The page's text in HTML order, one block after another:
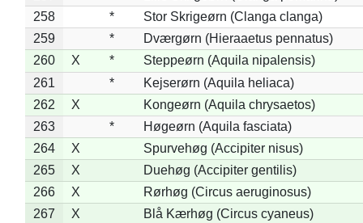
258
*
Stor Skrigeørn (Clanga clanga)
259
*
Dværgørn (Hieraaetus pennatus)
260
X *
Steppeørn (Aquila nipalensis)
261
*
Kejserørn (Aquila heliaca)
262
X
Kongeørn (Aquila chrysaetos)
263
*
Høgeørn (Aquila fasciata)
264
X
Spurvehøg (Accipiter nisus)
265
X
Duehøg (Accipiter gentilis)
266
X
Rørhøg (Circus aeruginosus)
267
X
Blå Kærhøg (Circus cyaneus)